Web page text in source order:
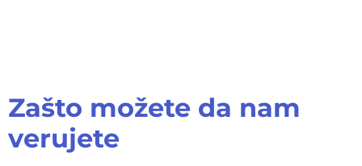
Zašto možete da nam
verujete